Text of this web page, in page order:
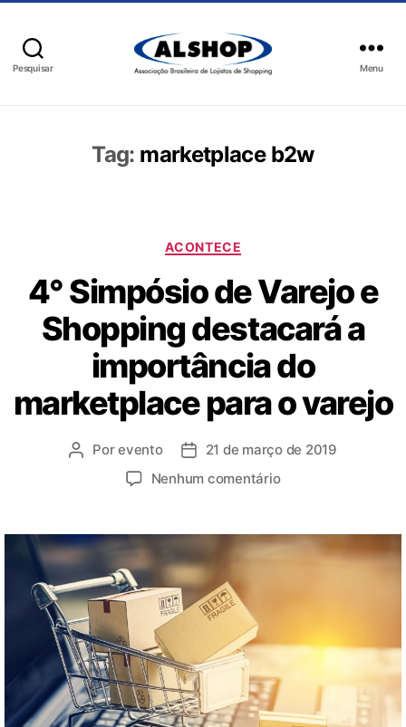
Pesquisar Menu
Tag: marketplace b2w
ACONTECE
4° Simpósio de Varejo e
Shopping destacará a
importância do
marketplace para o varejo
Porevento
21 de março de 2019
Nenhum comentário